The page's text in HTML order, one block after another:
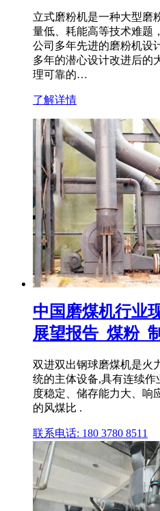
立式磨粉机是一种大型磨
量低、耗能高等技术难题
公司多年先进的磨粉机设
多年的潜心设计改进后的
理可靠的…
了解详情
中国磨煤机行业
展望报告_煤粉_
双进双出钢球磨煤机是火
统的主体设备,具有连续
度稳定、储存能力大、响
的风煤比 .
联系电话: 180 3780 8511